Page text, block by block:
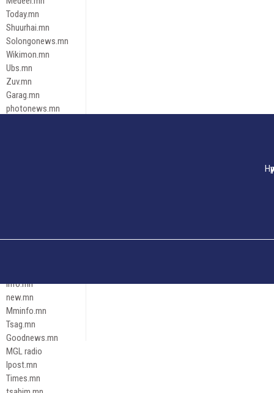
Today.mn
Shuurhai.mn
Solongonews.mn
Wikimon.mn
Ubs.mn
Zuv.mn
Garag.mn
photonews.mn
Эрх зүй
info.mn
new.mn
Mminfo.mn
Tsag.mn
Goodnews.mn
MGL radio
Ipost.mn
Times.mn